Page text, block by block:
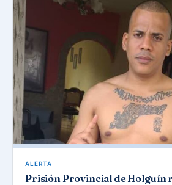
ALERTA
Prisión Provincial de Holguín